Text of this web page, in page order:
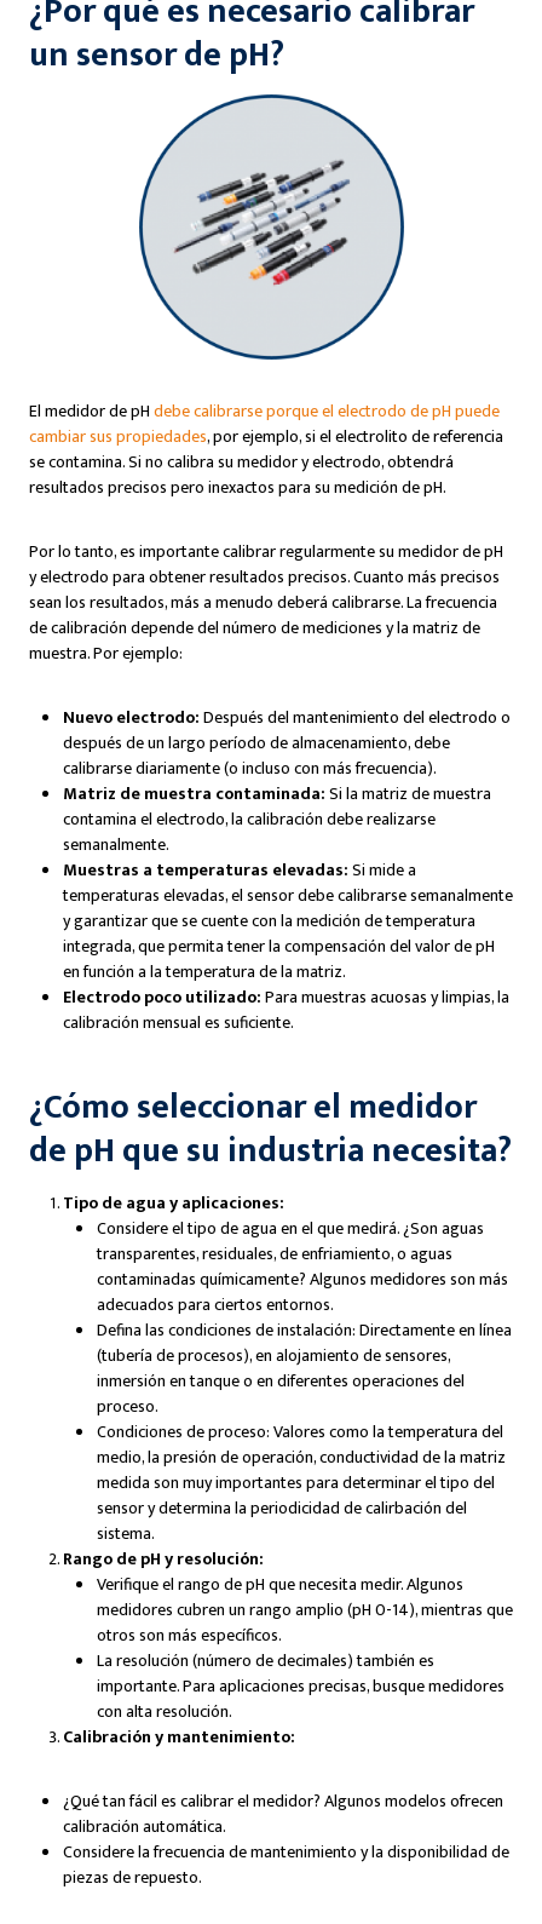
un sensor de pH?
El medidor de pHdebe calibrarse porque el electrodo de pH puede
cambiar sus propiedades, por ejemplo, si el electrolito de referencia
se contamina. Si no calibra su medidor y electrodo, obtendrá
resultados precisos pero inexactos para su medición de pH.
Por lo tanto, es importante calibrar regularmente su medidor de pH
y electrodo para obtener resultados precisos. Cuanto más precisos
sean los resultados, más a menudo deberá calibrarse. La frecuencia
de calibración depende del número de mediciones y la matriz de
muestra. Por ejemplo:
Nuevo electrodo:Después del mantenimiento del electrodo o
después de un largo período de almacenamiento, debe
calibrarse diariamente (o incluso con más frecuencia).
Matriz de muestra contaminada:Si la matriz de muestra
contamina el electrodo, la calibración debe realizarse
semanalmente.
Muestras a temperaturas elevadas:Si mide a
temperaturas elevadas, el sensor debe calibrarse semanalmente
y garantizar que se cuente con la medición de temperatura
integrada, que permita tener la compensación del valor de pH
en función a la temperatura de la matriz.
Electrodo poco utilizado:Para muestras acuosas y limpias, la
calibración mensual es suficiente.
¿Cómo seleccionar el medidor
de pH que su industria necesita?
Tipo de agua y aplicaciones:
Considere el tipo de agua en el que medirá. ¿Son aguas
transparentes, residuales, de enfriamiento, o aguas
contaminadas químicamente? Algunos medidores son más
adecuados para ciertos entornos.
Defina las condiciones de instalación: Directamente en línea
(tubería de procesos), en alojamiento de sensores,
inmersión en tanque o en diferentes operaciones del
proceso.
Condiciones de proceso: Valores como la temperatura del
medio, la presión de operación, conductividad de la matriz
medida son muy importantes para determinar el tipo del
sensor y determina la periodicidad de calirbación del
sistema.
Rango de pH y resolución:
Verifique el rango de pH que necesita medir. Algunos
medidores cubren un rango amplio (pH 0-14), mientras que
otros son más específicos.
La resolución (número de decimales) también es
importante. Para aplicaciones precisas, busque medidores
con alta resolución.
Calibración y mantenimiento:
¿Qué tan fácil es calibrar el medidor? Algunos modelos ofrecen
calibración automática.
Considere la frecuencia de mantenimiento y la disponibilidad de
piezas de repuesto.